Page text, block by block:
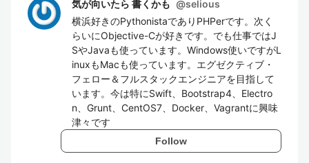
気が向いたら 書くかも @selious
横浜好きのPythonistaでありPHPerです。次く
らいにObjective-Cが好きです。でも仕事ではJ
SやJavaも使っています。Windows使いですがL
inuxもMacも使っています。エグゼクティブ・
フェロー＆フルスタックエンジニアを目指して
います。今は特にSwift、Bootstrap4、Electro
n、Grunt、CentOS7、Docker、Vagrantに興味
津々です
Follow